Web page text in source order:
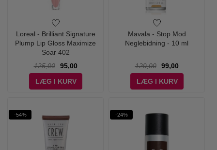
Loreal - Brilliant Signature
Plump Lip Gloss Maximize
Soar 402
125,00
95,00
LÆG I KURV
Mavala - Stop Mod
Neglebidning - 10 ml
129,00
99,00
LÆG I KURV
-54% -24%